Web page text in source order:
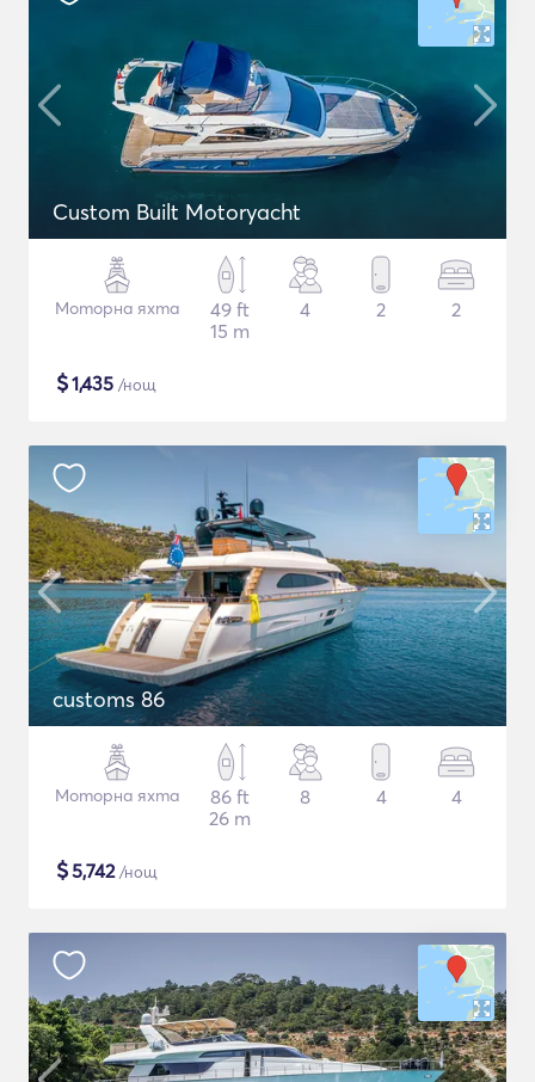
Custom Built Motoryacht
Моторна яхта
49 ft
15 m
4 2 2
$1,435 /нощ
customs 86
Моторна яхта
86 ft
26 m
8 4 4
$5,742/нощ